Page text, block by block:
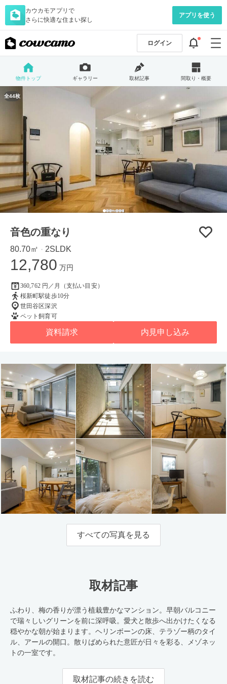
カウカモアプリで
さらに快適な住まい探し
アプリを使う
ログイン
物件トップ ギャラリー 取材記事 間取り・概要
全44枚
音色の重なり
80.70㎡ ・ 2SLDK
12,780 万円
360,762 円／月（支払い目安）
桜新町駅徒歩10分
世田谷区深沢
ペット飼育可
資料請求 内見申し込み
すべての写真を見る
取材記事
ふわり、梅の香りが漂う植栽豊かなマンション。早朝バルコニー
で瑞々しいグリーンを前に深呼吸。愛犬と散歩へ出かけたくなる
穏やかな朝が始まります。ヘリンボーンの床、テラゾー柄のタイ
ル、アールの開口。散りばめられた意匠が日々を彩る、メゾネッ
トの一室です。
取材記事の続きを読む